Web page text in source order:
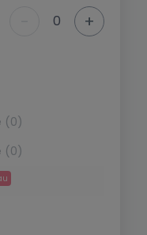
0 +
(0)
(0)